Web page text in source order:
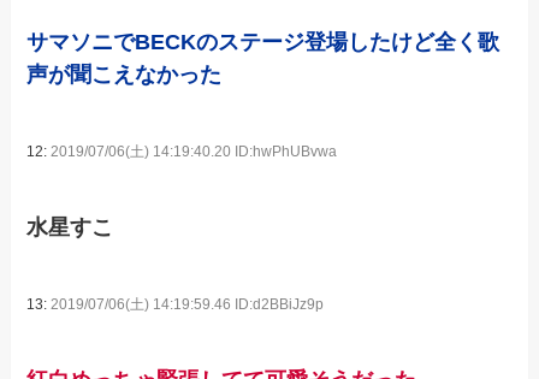
サマソニでBECKのステージ登場したけど全く歌
声が聞こえなかった
12:2019/07/06(土) 14:19:40.20 ID:hwPhUBvwa
水星すこ
13:2019/07/06(土) 14:19:59.46 ID:d2BBiJz9p